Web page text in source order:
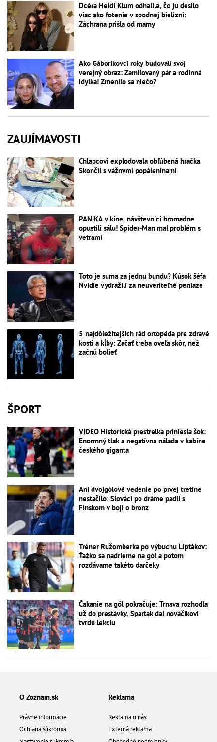
Dcéra Heidi Klum odhalila, čo ju desilo
viac ako fotenie v spodnej bielizni:
Záchrana prišla od mamy
Ako Gáboríkovci roky budovali svoj
verejný obraz: Zamilovaný pár a rodinná
idylka! Zmenilo sa niečo?
ZAUJÍMAVOSTI
Chlapcovi explodovala obľúbená hračka.
Skončil s vážnymi popáleninami
PANIKA v kine, návštevníci hromadne
opustili sálu! Spider-Man mal problém s
vetrami
Toto je suma za jednu bundu? Kúsok šéfa
Nvidie vydražili za neuveriteľné peniaze
5 najdôležitejších rád ortopéda pre zdravé
kosti a kĺby: Začať treba oveľa skôr, než
začnú bolieť
ŠPORT
VIDEO Historická prestrelka priniesla šok:
Enormný tlak a negatívna nálada v kabíne
českého giganta
Ani dvojgólové vedenie po prvej tretine
nestačilo: Slováci po dráme padli s
Fínskom v boji o bronz
Tréner Ružomberka po výbuchu Liptákov:
Ťažko sa nadrieme na gól a potom
rozdávame takéto darčeky
Čakanie na gól pokračuje: Trnava rozhodla
už do prestávky, Spartak dal nováčikovi
tvrdú lekciu
O Zoznam.sk
Právne informácie
Ochrana súkromia
Reklama
Reklama u nás
Externá reklama